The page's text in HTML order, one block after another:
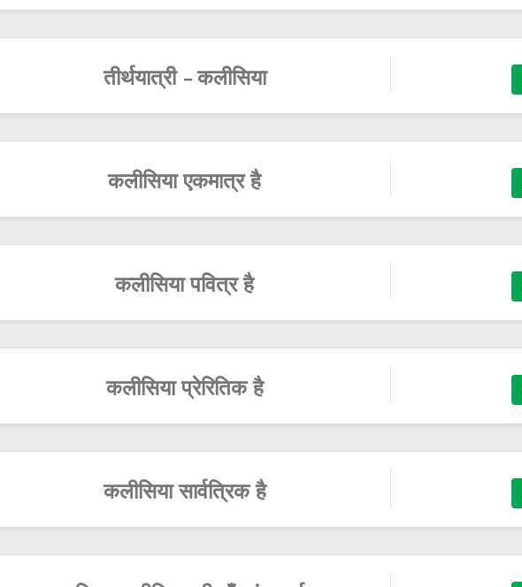
तीर्थयात्री - कलीसिया
कलीसिया एकमात्र है
कलीसिया पवित्र है
कलीसिया प्रेरितिक है
कलीसिया सार्वत्रिक है